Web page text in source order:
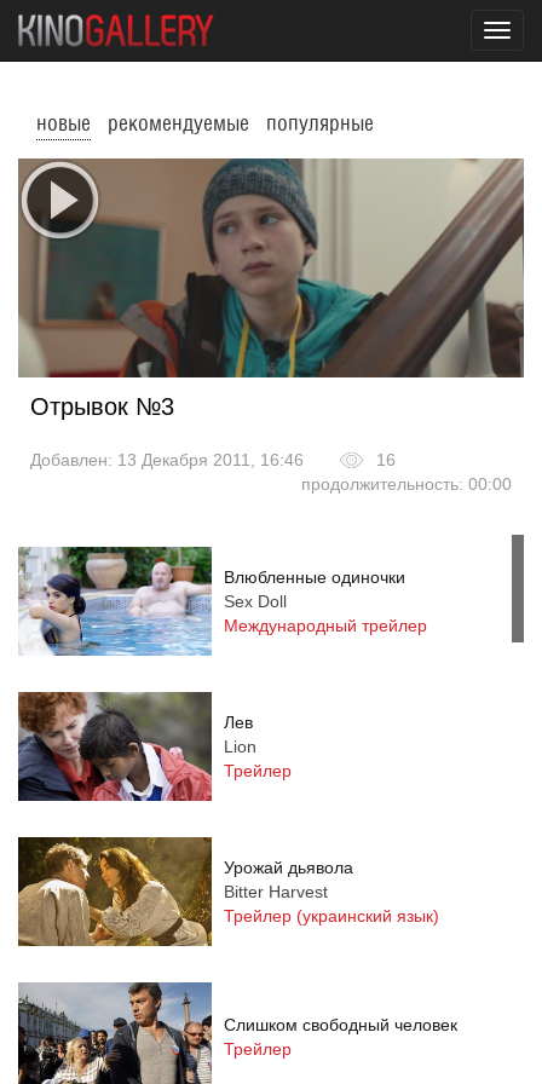
новые рекомендуемые популярные
Отрывок №3
Добавлен: 13 Декабря 2011, 16:46
16
продолжительность: 00:00
Влюбленные одиночки
Sex Doll
Международный трейлер
Лев
Lion
Трейлер
Урожай дьявола
Bitter Harvest
Трейлер (украинский язык)
Слишком свободный человек
Трейлер